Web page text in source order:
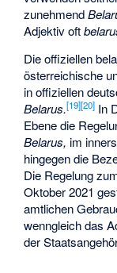
zunehmend
Adjektiv oft
Die offiziellen
österreichische
in offiziellen
Belarus.[19][20] In
Ebene die
Belarus, im
hingegen die
Die Regelung
Oktober 2021
amtlichen
wenngleich das
der